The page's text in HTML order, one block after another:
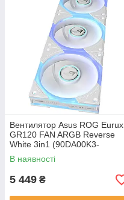
Вентилятор Asus ROG Eurux
GR120 FAN ARGB Reverse
White 3in1 (90DA00K3-
B09020)
В наявності
5 449 ₴